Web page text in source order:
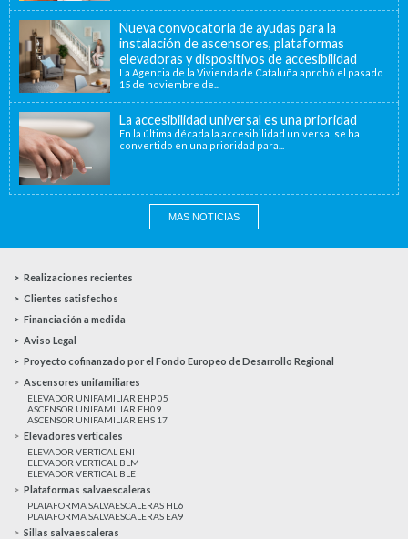
Nueva convocatoria de ayudas para la
instalación de ascensores, plataformas
elevadoras y dispositivos de accesibilidad
La Agencia de la Vivienda de Cataluña aprobó el pasado
15 de noviembre de...
La accesibilidad universal es una prioridad
En la última década la accesibilidad universal se ha
convertido en una prioridad para...
MAS NOTICIAS
Realizaciones recientes
Clientes satisfechos
Financiación a medida
Aviso Legal
Proyecto cofinanzado por el Fondo Europeo de Desarrollo Regional
Ascensores unifamiliares
ELEVADOR UNIFAMILIAR EHP 05
ASCENSOR UNIFAMILIAR EH09
ASCENSOR UNIFAMILIAR EHS 17
Elevadores verticales
ELEVADOR VERTICAL ENI
ELEVADOR VERTICAL BLM
ELEVADOR VERTICAL BLE
Plataformas salvaescaleras
PLATAFORMA SALVAESCALERAS HL6
PLATAFORMA SALVAESCALERAS EA9
Sillas salvaescaleras